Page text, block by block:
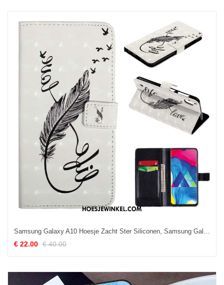
Samsung Galaxy A10 Hoesje Zacht Ster Siliconen, Samsung Galaxy A10 Hoesje Clamshell Mobiele Telefoon
€ 22.00 € 40.00